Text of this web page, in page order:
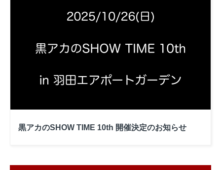
黒アカのSHOW TIME 10th 開催決定のお知らせ